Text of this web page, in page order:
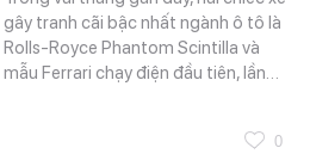
gây tranh cãi bậc nhất ngành ô tô là
Rolls-Royce Phantom Scintilla và
mẫu Ferrari chạy điện đầu tiên, lần…
0